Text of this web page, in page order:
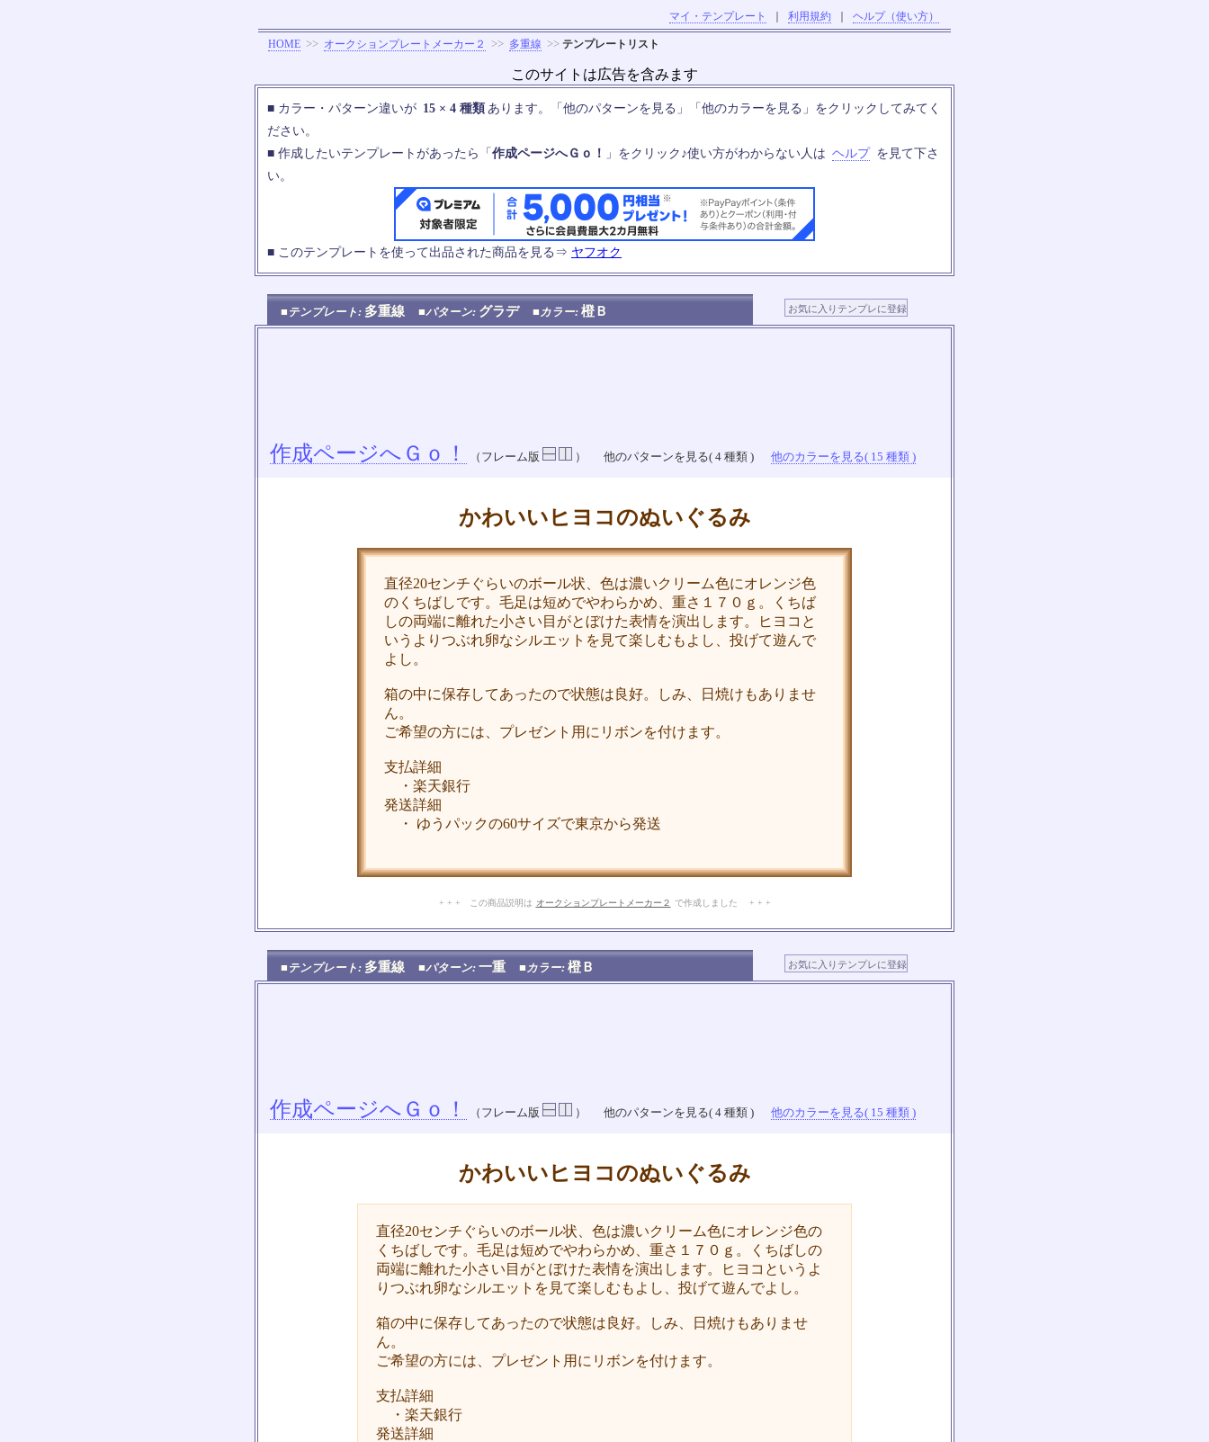
マイ・テンプレート 利用規約 ヘルプ（使い方）
HOME >> オークションプレートメーカー２ >> 多重線 >> テンプレートリスト
このサイトは広告を含みます
■ カラー・パターン違いが 15 × 4 種類 あります。「他のパターンを見る」「他のカラーを見る」をクリックしてみてく
ださい。
■ 作成したいテンプレートがあったら「 作成ページへＧｏ！ 」をクリック♪使い方がわからない人は ヘルプ を見て下さ
い。
■ このテンプレートを使って出品された商品を見る⇒ ヤフオク
■テンプレート: 多重線 ■パターン: グラデ ■カラー: 橙Ｂ
作成ページへＧｏ！ （フレーム版 ） 他のパターンを見る( 4 種類 ) 他のカラーを見る( 15 種類 )
かわいいヒヨコのぬいぐるみ
直径20センチぐらいのボール状、色は濃いクリーム色にオレンジ色
のくちばしです。毛足は短めでやわらかめ、重さ１７０ｇ。くちば
しの両端に離れた小さい目がとぼけた表情を演出します。ヒヨコと
いうよりつぶれ卵なシルエットを見て楽しむもよし、投げて遊んで
よし。
箱の中に保存してあったので状態は良好。しみ、日焼けもありませ
ん。
ご希望の方には、プレゼント用にリボンを付けます。
支払詳細
・楽天銀行
発送詳細
・ ゆうパックの60サイズで東京から発送
+ + + この商品説明は オークションプレートメーカー２ で作成しました + + +
■テンプレート: 多重線 ■パターン: 一重 ■カラー: 橙Ｂ
作成ページへＧｏ！ （フレーム版 ） 他のパターンを見る( 4 種類 ) 他のカラーを見る( 15 種類 )
かわいいヒヨコのぬいぐるみ
直径20センチぐらいのボール状、色は濃いクリーム色にオレンジ色の
くちばしです。毛足は短めでやわらかめ、重さ１７０ｇ。くちばしの
両端に離れた小さい目がとぼけた表情を演出します。ヒヨコというよ
りつぶれ卵なシルエットを見て楽しむもよし、投げて遊んでよし。
箱の中に保存してあったので状態は良好。しみ、日焼けもありませ
ん。
ご希望の方には、プレゼント用にリボンを付けます。
支払詳細
・楽天銀行
発送詳細